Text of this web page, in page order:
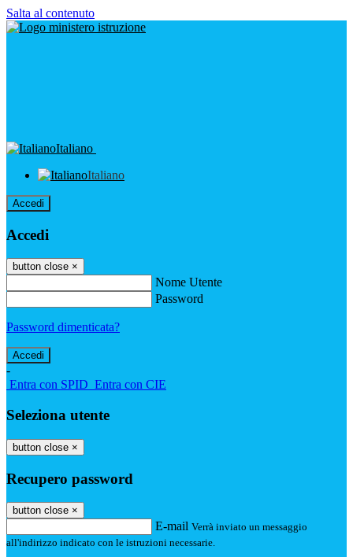
Salta al contenuto
Italiano
Italiano
Accedi
Accedi
button close ×
Nome Utente
Password
Password dimenticata?
-
Entra con SPID Entra con CIE
Seleziona utente
button close ×
Recupero password
button close ×
E-mail Verrà inviato un messaggio
all'indirizzo indicato con le istruzioni necessarie.